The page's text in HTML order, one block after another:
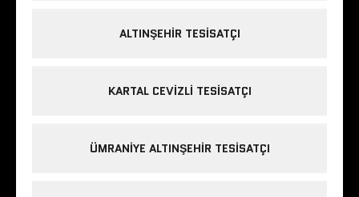
ALTINŞEHIR TESISATÇI
KARTAL CEVIZLI TESISATÇI
ÜMRANIYE ALTINŞEHIR TESISATÇI